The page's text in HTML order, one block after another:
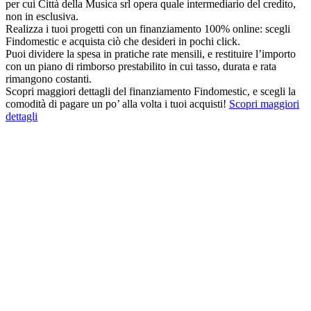
per cui Città della Musica srl opera quale intermediario del credito,
non in esclusiva.
Realizza i tuoi progetti con un finanziamento 100% online: scegli
Findomestic e acquista ciò che desideri in pochi click.
Puoi dividere la spesa in pratiche rate mensili, e restituire l’importo
con un piano di rimborso prestabilito in cui tasso, durata e rata
rimangono costanti.
Scopri maggiori dettagli del finanziamento Findomestic, e scegli la
comodità di pagare un po’ alla volta i tuoi acquisti! Scopri maggiori
dettagli